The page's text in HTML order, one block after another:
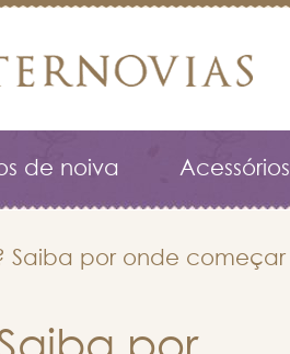
de noiva Acessórios
Saiba por onde começar